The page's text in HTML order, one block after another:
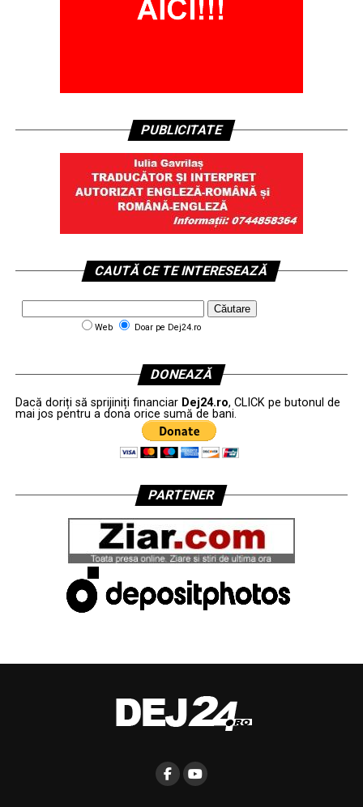
PUBLICITATE
CAUTĂ CE TE INTERESEAZĂ
Web Doar pe Dej24.ro
DONEAZĂ
Dacă doriți să sprijiniți financiar Dej24.ro, CLICK pe butonul de
mai jos pentru a dona orice sumă de bani.
PARTENER